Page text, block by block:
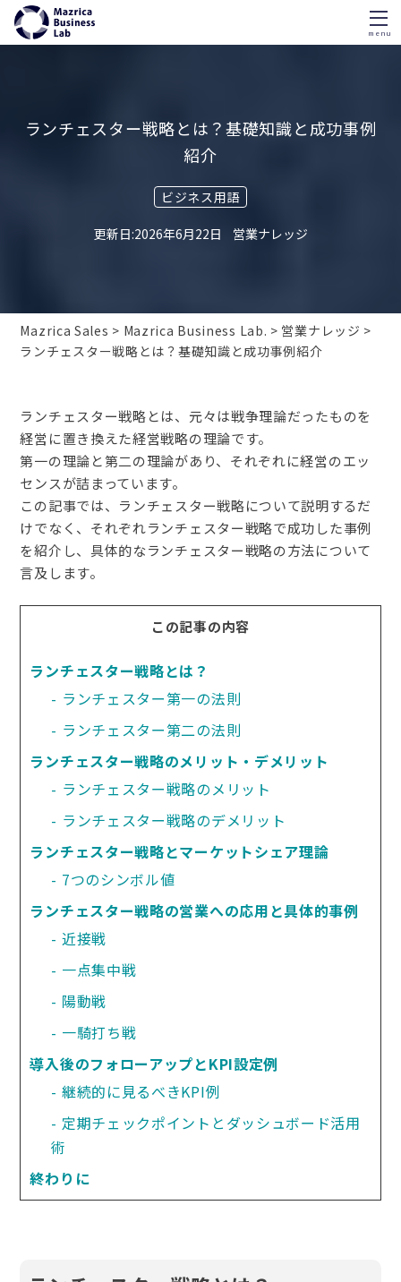
menu
ランチェスター戦略とは？基礎知識と成功事例
紹介
ビジネス用語
2026年6月22日 営業ナレッジ
Mazrica Sales Mazrica Business Lab.
営業ナレッジ
ランチェスター戦略とは？基礎知識と成功事例紹介
ランチェスター戦略とは、元々は戦争理論だったものを
経営に置き換えた経営戦略の理論です。
第一の理論と第二の理論があり、それぞれに経営のエッ
センスが詰まっています。
この記事では、ランチェスター戦略について説明するだ
けでなく、それぞれランチェスター戦略で成功した事例
を紹介し、具体的なランチェスター戦略の方法について
言及します。
この記事の内容
ランチェスター戦略とは？
ランチェスター第一の法則
ランチェスター第二の法則
ランチェスター戦略のメリット・デメリット
ランチェスター戦略のメリット
ランチェスター戦略のデメリット
ランチェスター戦略とマーケットシェア理論
7つのシンボル値
ランチェスター戦略の営業への応用と具体的事例
近接戦
一点集中戦
陽動戦
一騎打ち戦
導入後のフォローアップとKPI設定例
継続的に見るべきKPI例
定期チェックポイントとダッシュボード活用
術
終わりに